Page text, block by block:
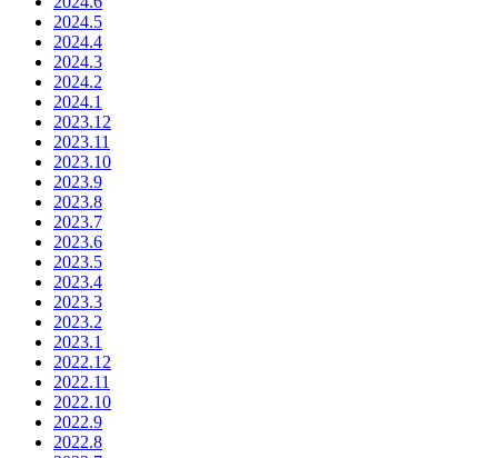
2024.5
2024.4
2024.3
2024.2
2024.1
2023.12
2023.11
2023.10
2023.9
2023.8
2023.7
2023.6
2023.5
2023.4
2023.3
2023.2
2023.1
2022.12
2022.11
2022.10
2022.9
2022.8